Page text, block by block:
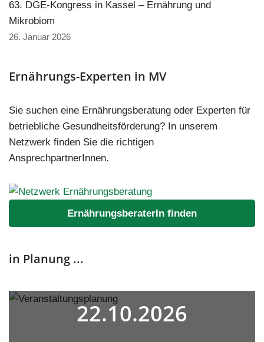
63. DGE-Kongress in Kassel – Ernährung und
Mikrobiom
26. Januar 2026
Ernährungs-Experten in MV
Sie suchen eine Ernährungsberatung oder Experten für
betriebliche Gesundheitsförderung? In unserem
Netzwerk finden Sie die richtigen
AnsprechpartnerInnen.
ErnährungsberaterIn finden
in Planung ...
22.10.2026